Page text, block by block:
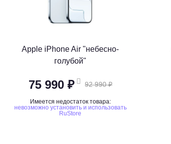
Apple iPhone Air "небесно-
голубой"
75 990 ₽ 92 990 ₽
Имеется недостаток товара:
невозможно установить и использовать
RuStore